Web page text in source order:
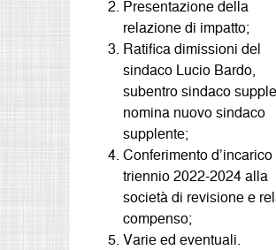
Presentazione della
relazione di impatto;
Ratifica dimissioni del
sindaco Lucio Bardo,
subentro sindaco
nomina nuovo sindaco
supplente;
Conferimento
triennio 2022-2024 alla
società di revisione e
compenso;
Varie ed eventuali.